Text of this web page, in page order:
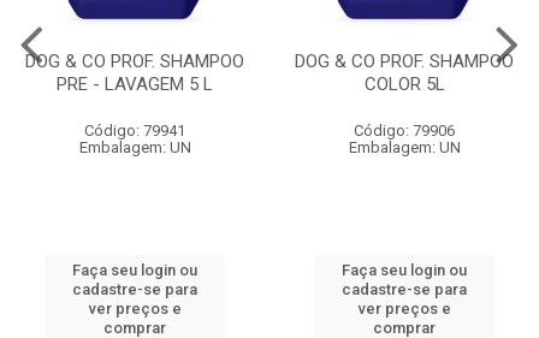
DOG & CO PROF. SHAMPOO
PRE - LAVAGEM 5 L
Código: 79941
Embalagem: UN
Faça seu login ou
cadastre-se para
ver preços e
comprar
DOG & CO PROF. SHAMPOO
COLOR 5L
Código: 79906
Embalagem: UN
Faça seu login ou
cadastre-se para
ver preços e
comprar